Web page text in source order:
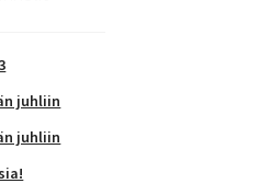
juhliin
juhliin